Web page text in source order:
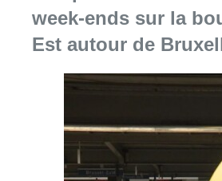
week-ends sur la
Est autour de